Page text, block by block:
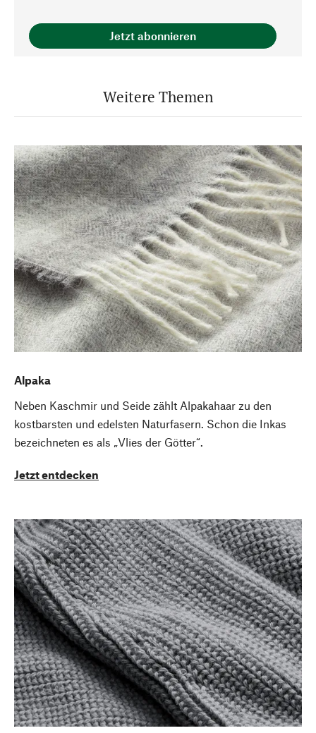
Vorteile, die von Manufactum angeboten werden,
per E-Mail informiert werden. Diese Einwilligung
info@manufactum.at oder die Abmeldemöglichkeit
zur Kenntnis genommen.
Jetzt abonnieren
Weitere Themen
Alpaka
Neben Kaschmir und Seide zählt Alpakahaar zu den
kostbarsten und edelsten Naturfasern. Schon die Inkas
bezeichneten es als „Vlies der Götter“.
Jetzt entdecken